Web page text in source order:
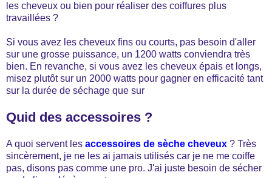
les cheveux ou bien pour réaliser des coiffures plus
travaillées ?
Si vous avez les cheveux fins ou courts, pas besoin d'aller
sur une grosse puissance, un 1200 watts conviendra très
bien. En revanche, si vous avez les cheveux épais et longs,
misez plutôt sur un 2000 watts pour gagner en efficacité tant
sur la durée de séchage que sur
Quid des accessoires ?
A quoi servent les accessoires de sèche cheveux ? Très
sincèrement, je ne les ai jamais utilisés car je ne me coiffe
pas, disons pas comme une pro. J'ai juste besoin de sécher